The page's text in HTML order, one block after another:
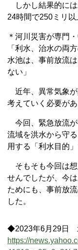
しかし結果的には
24時間で250ミリ以
＊河川災害が専門
「利水、治水の両
水池は、事前放流
ない」
近年、異常気象が
考えていく必要があ
今回、緊急放流が
流域を洪水から守
用する「利水目的」
そもそも今回は想
せんでしたが、今
ためにも、事前放
した。
◆2023年6月29日
https://